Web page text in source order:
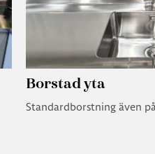
Borstad yta
Standardborstning även